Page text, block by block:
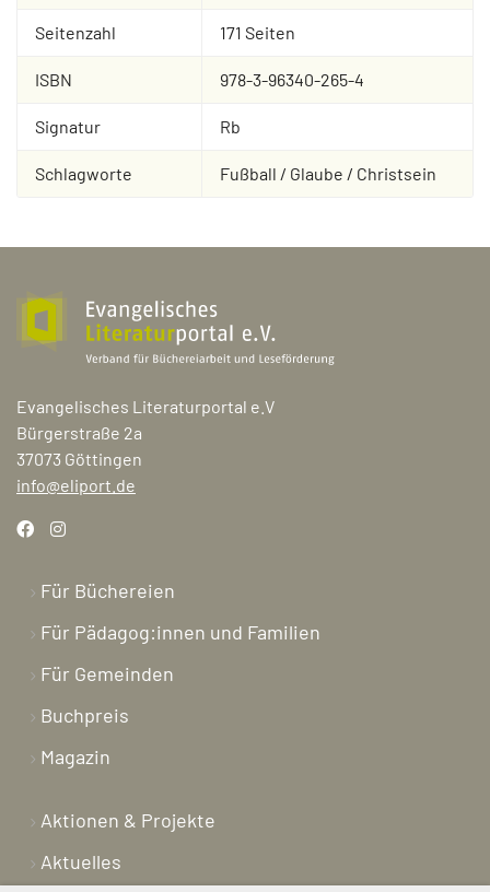
Seitenzahl 171 Seiten
ISBN 978-3-96340-265-4
Signatur Rb
Schlagworte Fußball / Glaube / Christsein
Evangelisches Literaturportal e.V
Bürgerstraße 2a
37073 Göttingen
info@eliport.de
Für Büchereien
Für Pädagog:innen und Familien
Für Gemeinden
Buchpreis
Magazin
Aktionen & Projekte
Aktuelles